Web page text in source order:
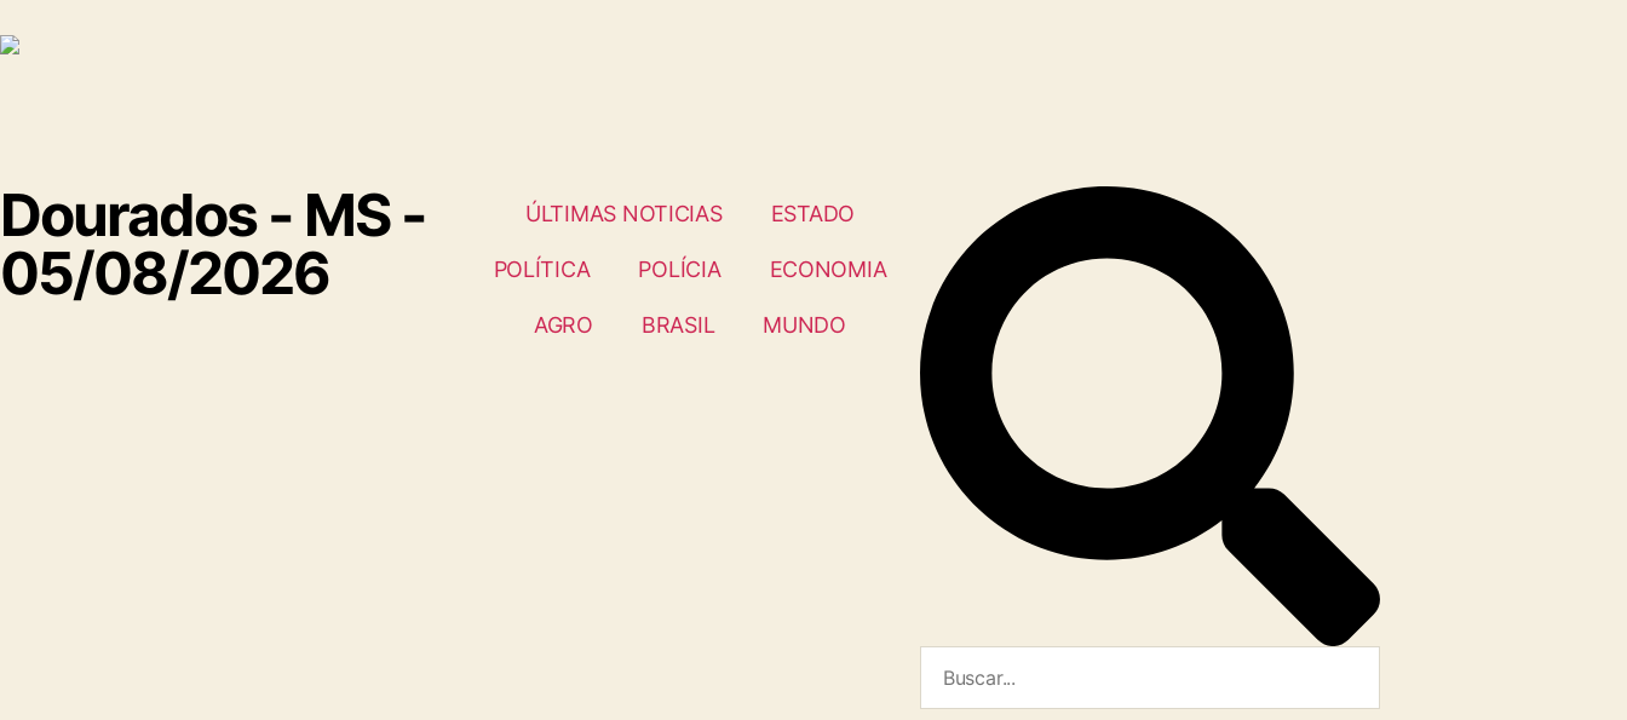
Dourados - MS -
05/08/2026
ÚLTIMAS NOTICIAS ESTADO
POLÍTICA POLÍCIA ECONOMIA
AGRO BRASIL MUNDO